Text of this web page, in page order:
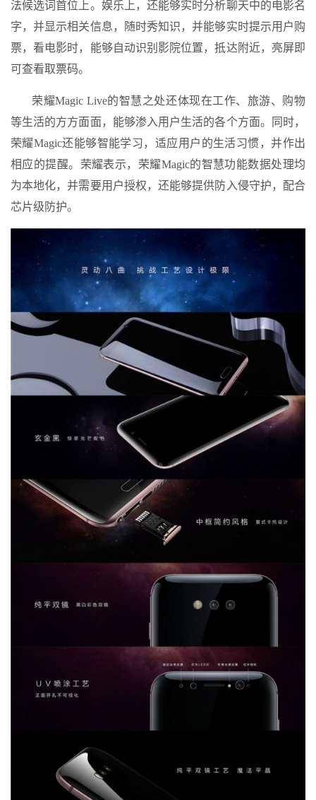
法候选词首位上。娱乐上，还能够实时分析聊天中的电影名
字，并显示相关信息，随时秀知识，并能够实时提示用户购
票，看电影时，能够自动识别影院位置，抵达附近，亮屏即
可查看取票码。
荣耀Magic Live的智慧之处还体现在工作、旅游、购物
等生活的方方面面，能够渗入用户生活的各个方面。同时，
荣耀Magic还能够智能学习，适应用户的生活习惯，并作出
相应的提醒。荣耀表示，荣耀Magic的智慧功能数据处理均
为本地化，并需要用户授权，还能够提供防入侵守护，配合
芯片级防护。